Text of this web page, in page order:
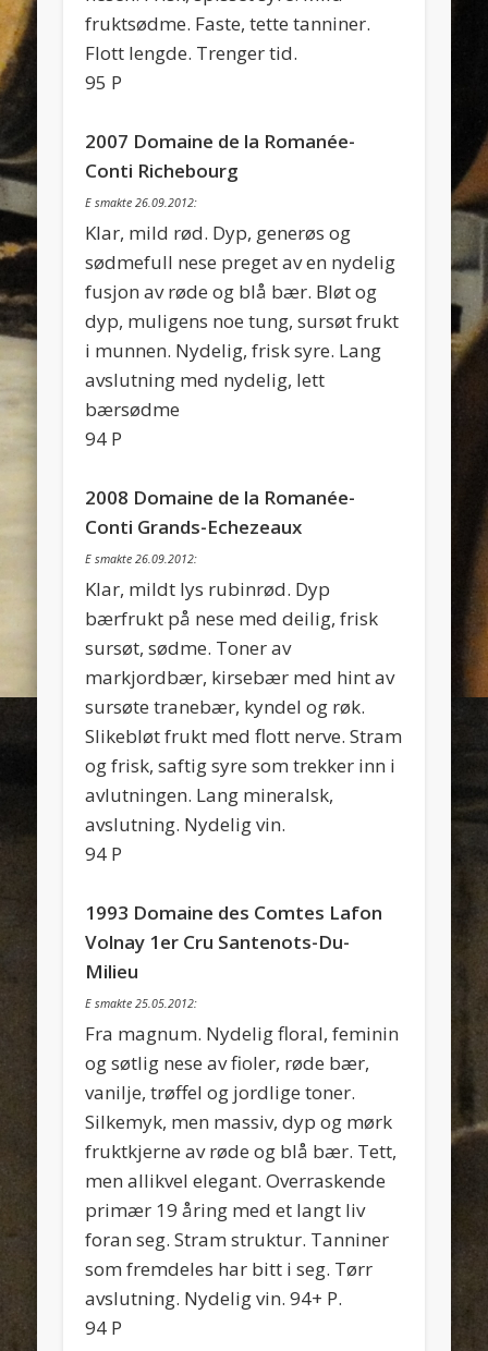
fruktsødme. Faste, tette tanniner.
Flott lengde. Trenger tid.
95 P
2007 Domaine de la Romanée-
Conti Richebourg
E smakte 26.09.2012:
Klar, mild rød. Dyp, generøs og
sødmefull nese preget av en nydelig
fusjon av røde og blå bær. Bløt og
dyp, muligens noe tung, sursøt frukt
i munnen. Nydelig, frisk syre. Lang
avslutning med nydelig, lett
bærsødme
94 P
2008 Domaine de la Romanée-
Conti Grands-Echezeaux
E smakte 26.09.2012:
Klar, mildt lys rubinrød. Dyp
bærfrukt på nese med deilig, frisk
sursøt, sødme. Toner av
markjordbær, kirsebær med hint av
sursøte tranebær, kyndel og røk.
Slikebløt frukt med flott nerve. Stram
og frisk, saftig syre som trekker inn i
avlutningen. Lang mineralsk,
avslutning. Nydelig vin.
94 P
1993 Domaine des Comtes Lafon
Volnay 1er Cru Santenots-Du-
Milieu
E smakte 25.05.2012:
Fra magnum. Nydelig floral, feminin
og søtlig nese av fioler, røde bær,
vanilje, trøffel og jordlige toner.
Silkemyk, men massiv, dyp og mørk
fruktkjerne av røde og blå bær. Tett,
men allikvel elegant. Overraskende
primær 19 åring med et langt liv
foran seg. Stram struktur. Tanniner
som fremdeles har bitt i seg. Tørr
avslutning. Nydelig vin. 94+ P.
94 P